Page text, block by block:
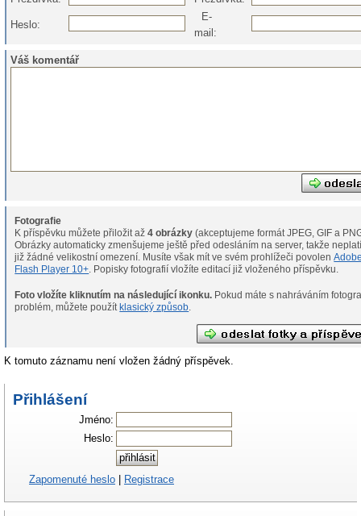
Heslo:
E-
mail:
Váš komentář
Fotografie
K příspěvku můžete přiložit až4 obrázky (akceptujeme formát JPEG, GIF a
Obrázky automaticky zmenšujeme ještě před odesláním na server, takže
již žádné velikostní omezení. Musíte však mít ve svém prohlížeči povolen
Flash Player 10+ . Popisky fotografií vložíte editací již vloženého příspěvku.
Foto vložíte kliknutím na následující ikonku.
problém, můžete použít klasický způsob.
K tomuto záznamu není vložen žádný příspěvek.
Přihlášení
Jméno:
Heslo:
Zapomenuté heslo | Registrace